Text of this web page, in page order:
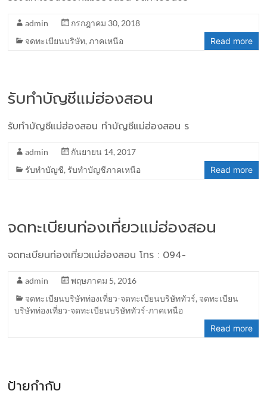
admin
กรกฎาคม 30, 2018
จดทะเบียนบริษัท,ภาคเหนือ Read more
รับทำบัญชีแม่ฮ่องสอน
รับทำบัญชีแม่ฮ่องสอน ทำบัญชีแม่ฮ่องสอน ร
admin
กันยายน 14, 2017
รับทำบัญชี, รับทำบัญชีภาคเหนือ Read more
จดทะเบียนท่องเที่ยวแม่ฮ่องสอน
จดทะเบียนท่องเที่ยวแม่ฮ่องสอน โทร : 094-
admin
พฤษภาคม 5, 2016
จดทะเบียนบริษัทท่องเที่ยว-จดทะเบียนบริษัททัวร์, จดทะเบียน
บริษัทท่องเที่ยว-จดทะเบียนบริษัททัวร์-ภาคเหนือ
Read more
ป้ายกำกับ